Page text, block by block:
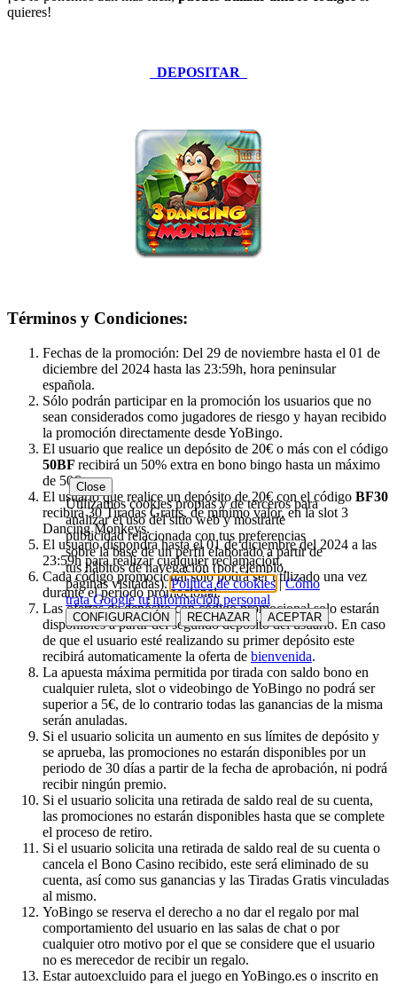
quieres!
DEPOSITAR
Términos y Condiciones:
Fechas de la promoción: Del 29 de noviembre hasta el 01 de
diciembre del 2024 hasta las 23:59h, hora peninsular
española.
Sólo podrán participar en la promoción los usuarios que no
sean considerados como jugadores de riesgo y hayan recibido
la promoción directamente desde YoBingo.
El usuario que realice un depósito de 20€ o más con el código
50BF recibirá un 50% extra en bono bingo hasta un máximo
de 50€.
El usuario que realice un depósito de 20€ con el código BF30
recibirá 30 Tiradas Gratis, de mínimo valor, en la slot 3
Dancing Monkeys.
El usuario dispondrá hasta el 01 de diciembre del 2024 a las
23:59h para realizar cualquier reclamación.
Cada código promocional sólo podrá ser utilizado una vez
durante el periodo promocional.
Las ofertas de depósito con código promocional solo estarán
disponibles a partir del segundo depósito del usuario. En caso
de que el usuario esté realizando su primer depósito este
recibirá automaticamente la oferta de bienvenida.
La apuesta máxima permitida por tirada con saldo bono en
cualquier ruleta, slot o videobingo de YoBingo no podrá ser
superior a 5€, de lo contrario todas las ganancias de la misma
serán anuladas.
Si el usuario solicita un aumento en sus límites de depósito y
se aprueba, las promociones no estarán disponibles por un
periodo de 30 días a partir de la fecha de aprobación, ni podrá
recibir ningún premio.
Si el usuario solicita una retirada de saldo real de su cuenta,
las promociones no estarán disponibles hasta que se complete
el proceso de retiro.
Si el usuario solicita una retirada de saldo real de su cuenta o
cancela el Bono Casino recibido, este será eliminado de su
cuenta, así como sus ganancias y las Tiradas Gratis vinculadas
al mismo.
YoBingo se reserva el derecho a no dar el regalo por mal
comportamiento del usuario en las salas de chat o por
cualquier otro motivo por el que se considere que el usuario
no es merecedor de recibir un regalo.
Estar autoexcluido para el juego en YoBingo.es o inscrito en
Close
Utilizamos cookies propias y de terceros para
analizar el uso del sitio web y mostrarte
publicidad relacionada con tus preferencias
sobre la base de un perfil elaborado a partir de
tus hábitos de navegación (por ejemplo,
páginas visitadas).Política de cookies|Cómo
trata Google tu información personal
CONFIGURACIÓN RECHAZAR ACEPTAR